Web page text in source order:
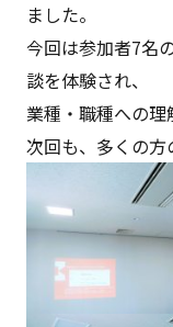
ました。
今回は参加者7名
談を体験され、
業種・職種への理
次回も、多くの方